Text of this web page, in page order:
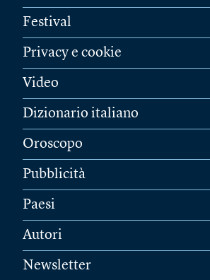
Festival
Privacy e cookie
Video
Dizionario italiano
Oroscopo
Pubblicità
Paesi
Autori
Newsletter